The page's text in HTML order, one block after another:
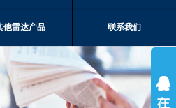
他雷达产品 联系我们